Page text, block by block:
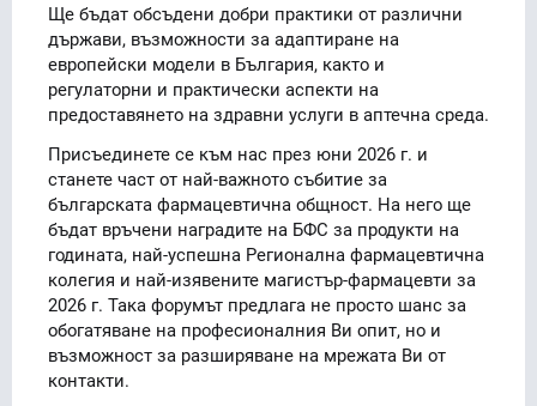
Ще бъдат обсъдени добри практики от различни
държави, възможности за адаптиране на
европейски модели в България, както и
регулаторни и практически аспекти на
предоставянето на здравни услуги в аптечна среда.
Присъединете се към нас през юни 2026 г. и
станете част от най-важното събитие за
българската фармацевтична общност. На него ще
бъдат връчени наградите на БФС за продукти на
годината, най-успешна Регионална фармацевтична
колегия и най-изявените магистър-фармацевти за
2026 г. Така форумът предлага не просто шанс за
обогатяване на професионалния Ви опит, но и
възможност за разширяване на мрежата Ви от
контакти.